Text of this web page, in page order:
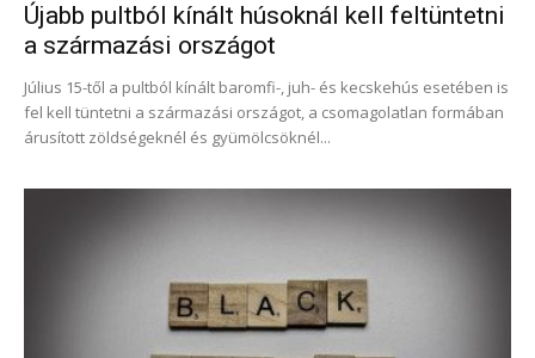
Újabb pultból kínált húsoknál kell feltüntetni
a származási országot
Július 15-től a pultból kínált baromfi-, juh- és kecskehús esetében is
fel kell tüntetni a származási országot, a csomagolatlan formában
árusított zöldségeknél és gyümölcsöknél...